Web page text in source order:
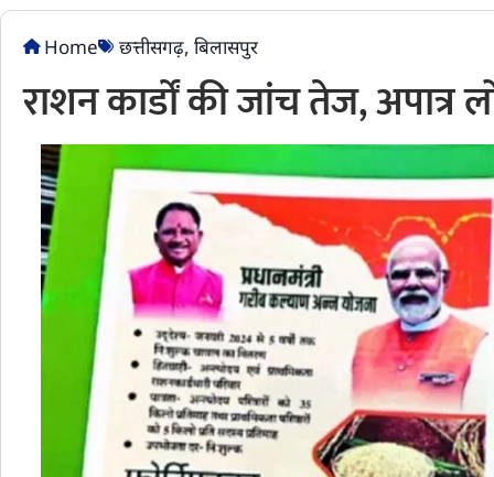
Home छत्तीसगढ़, बिलासपुर
राशन कार्डों की जांच तेज, अपात्र